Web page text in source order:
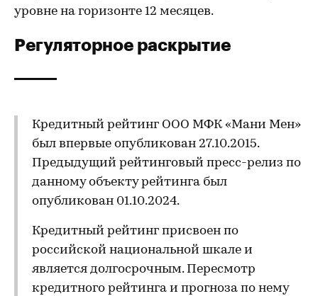
уровне на горизонте 12 месяцев.
Регуляторное раскрытие
Кредитный рейтинг ООО МФК «Мани Мен»
был впервые опубликован 27.10.2015.
Предыдущий рейтинговый пресс-релиз по
данному объекту рейтинга был
опубликован 01.10.2024.
Кредитный рейтинг присвоен по
российской национальной шкале и
является долгосрочным. Пересмотр
кредитного рейтинга и прогноза по нему